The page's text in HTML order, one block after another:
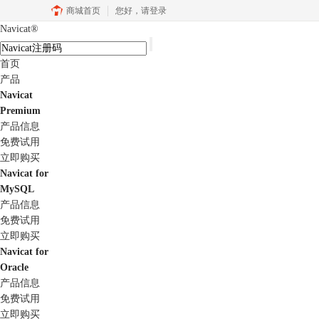
商城首页 您好， 请登录
Navicat®
首页
产品
Navicat
Premium
产品信息
免费试用
立即购买
Navicat for
MySQL
产品信息
免费试用
立即购买
Navicat for
Oracle
产品信息
免费试用
立即购买